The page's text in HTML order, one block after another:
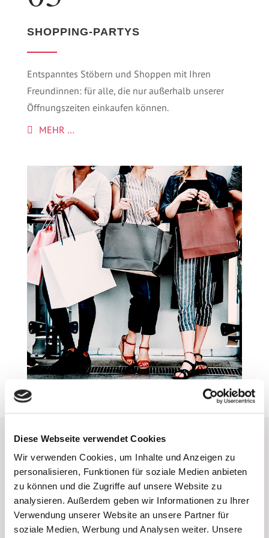
Diese Webseite verwendet Cookies
Wir verwenden Cookies, um Inhalte und Anzeigen zu
personalisieren, Funktionen für soziale Medien anbieten
zu können und die Zugriffe auf unsere Website zu
analysieren. Außerdem geben wir Informationen zu Ihrer
Verwendung unserer Website an unsere Partner für
soziale Medien, Werbung und Analysen weiter. Unsere
SHOPPING-PARTYS
Entspanntes Stöbern und Shoppen mit Ihren
Freundinnen: für alle, die nur außerhalb unserer
Öffnungszeiten einkaufen können.
MEHR …
TOLLE MARKEN ZU
FAIREN PREISE­N
AUSZUG UNSERER TOP-MARKEN